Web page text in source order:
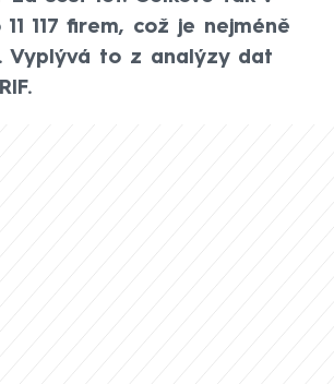
117 firem, což je nejméně
Vyplývá to z analýzy dat